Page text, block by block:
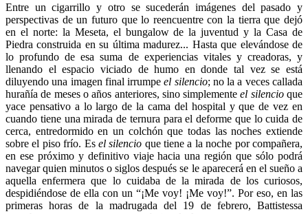
Entre un cigarrillo y otro se sucederán imágenes del pasado y
perspectivas de un futuro que lo reencuentre con la tierra que dejó
en el norte: la Meseta, el bungalow de la juventud y la Casa de
Piedra construida en su última madurez... Hasta que elevándose de
lo profundo de esa suma de experiencias vitales y creadoras, y
llenando el espacio viciado de humo en donde tal vez se está
diluyendo una imagen final irrumpeel silencio; no la a veces callada
hurañía de meses o años anteriores, sino simplementeel silencioque
yace pensativo a lo largo de la cama del hospital y que de vez en
cuando tiene una mirada de ternura para el deforme que lo cuida de
cerca, entredormido en un colchón que todas las noches extiende
sobre el piso frío. Es el silencio que tiene a la noche por compañera,
en ese próximo y definitivo viaje hacia una región que sólo podrá
navegar quien minutos o siglos después se le aparecerá en el sueño a
aquella enfermera que lo cuidaba de la mirada de los curiosos,
despidiéndose de ella con un “¡Me voy! ¡Me voy!”. Por eso, en las
primeras horas de la madrugada del 19 de febrero, Battistessa